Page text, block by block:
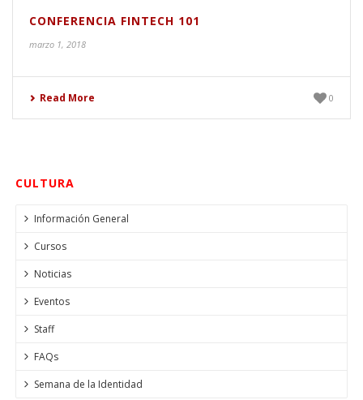
CONFERENCIA FINTECH 101
marzo 1, 2018
Read More 0
CULTURA
Información General
Cursos
Noticias
Eventos
Staff
FAQs
Semana de la Identidad